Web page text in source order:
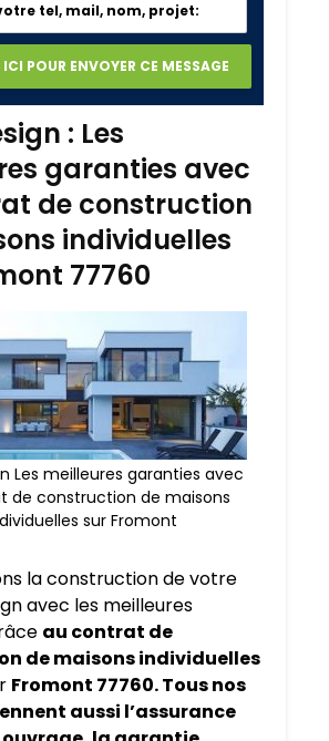
: Les
garanties avec
de construction
individuelles
77760
Les meilleures garanties avec
de construction de maisons
sur Fromont
la construction de votre
avec les meilleures
au contrat de
de maisons individuelles
Fromont 77760. Tous nos
aussi l’assurance